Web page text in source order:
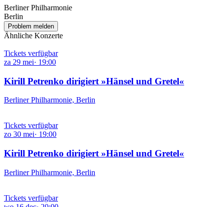
Berliner Philharmonie
Berlin
Problem melden
Ähnliche Konzerte
Tickets verfügbar
za 29 mei· 19:00
Kirill Petrenko dirigiert »Hänsel und Gretel«
Berliner Philharmonie, Berlin
Tickets verfügbar
zo 30 mei· 19:00
Kirill Petrenko dirigiert »Hänsel und Gretel«
Berliner Philharmonie, Berlin
Tickets verfügbar